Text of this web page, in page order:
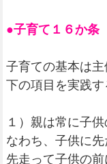
●子育て１６か条
子育ての基本は
下の項目を実践す
１）親は常に子
なわち、子供に先
先走って子供の